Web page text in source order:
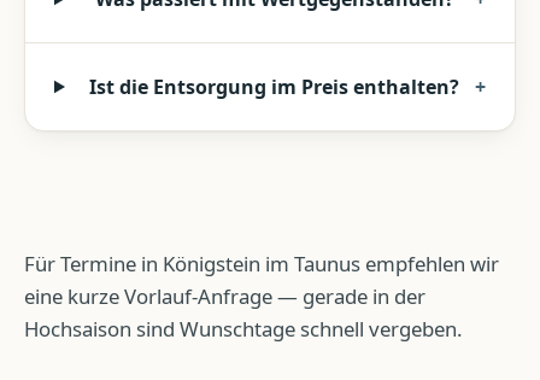
Ist die Entsorgung im Preis enthalten? +
Für Termine in Königstein im Taunus empfehlen wir
eine kurze Vorlauf-Anfrage — gerade in der
Hochsaison sind Wunschtage schnell vergeben.